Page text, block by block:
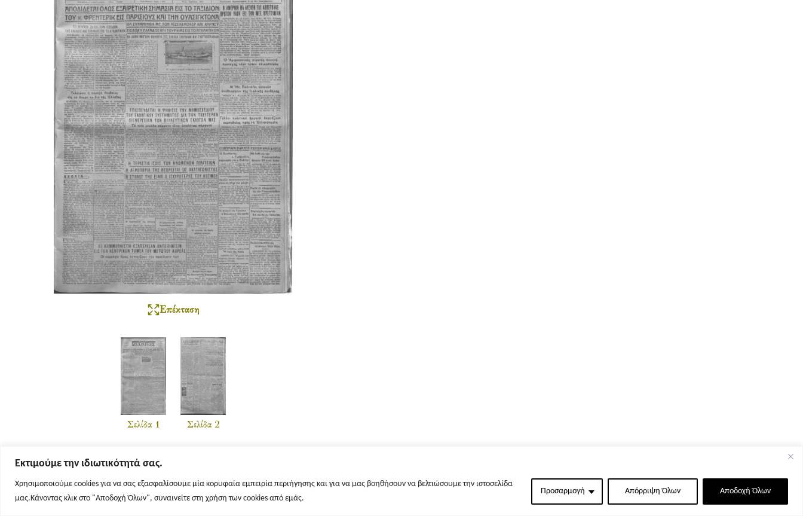
Εκτιμούμε την ιδιωτικότητά σας.
Χρησιμοποιούμε cookies για να σας εξασφαλίσουμε μία κορυφαία εμπειρία περιήγησης και για να μας βοηθήσουν να βελτιώσουμε την ιστοσελίδα
μας.Κάνοντας κλικ στο "Αποδοχή Όλων", συναινείτε στη χρήση των cookies από εμάς.
Προσαρμογή Απόρριψη Όλων Αποδοχή Όλων
Επέκταση
Σελίδα 1 Σελίδα 2